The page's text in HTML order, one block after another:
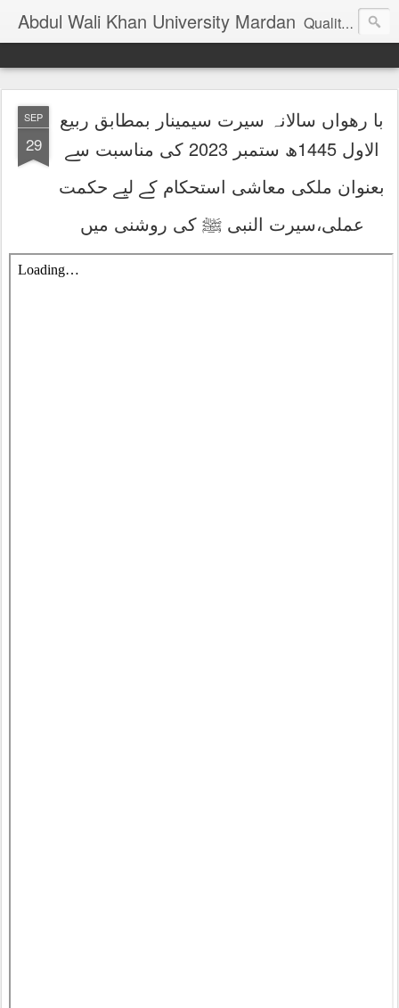
Abdul Wali Khan University Mardan Quality Education at Doorstep
SEP
29
با رھواں سالانہ سیرت سیمینار بمطابق ربیع
الاول 1445ھ ستمبر 2023 کی مناسبت سے
بعنوان ملکی معاشی استحکام کے لیے حکمت
عملی،سیرت النبی ﷺ کی روشنی میں